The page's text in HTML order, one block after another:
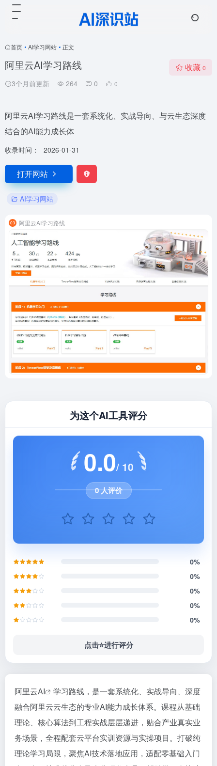
首页 • AI学习网站 • 正文
阿里云AI学习路线
3个月前更新 264 0 0
收藏 0
阿里云AI学习路线是一套系统化、实战导向、与云生态深度
结合的AI能力成长体
收录时间： 2026-01-31
打开网站
AI学习网站
阿里云AI学习路线
为这个AI工具评分
0.0/ 10
0 人评价
0%
0%
0%
0%
0%
点击⭐️进行评分
阿里云AI
学习路线，是一套系统化、实战导向、深度
融合阿里云云生态的专业AI能力成长体系。课程从基础
理论、核心算法到工程实战层层递进，贴合产业真实业
务场景，全程配套云平台实训资源与实操项目。打破纯
理论学习局限，聚焦AI技术落地应用，适配零基础入门